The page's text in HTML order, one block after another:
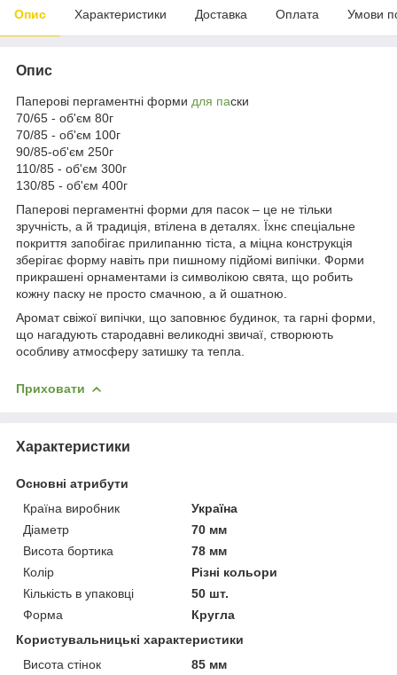
Опис Характеристики Доставка Оплата Умови
Опис
Паперові пергаментні форми для паски
70/65 - об'єм 80г
70/85 - об'єм 100г
90/85-об'єм 250г
110/85 - об'єм 300г
130/85 - об'єм 400г
Паперові пергаментні форми для пасок – це не тільки
зручність, а й традиція, втілена в деталях. Їхнє спеціальне
покриття запобігає прилипанню тіста, а міцна конструкція
зберігає форму навіть при пишному підйомі випічки. Форми
прикрашені орнаментами із символікою свята, що робить
кожну паску не просто смачною, а й ошатною.
Аромат свіжої випічки, що заповнює будинок, та гарні форми,
що нагадують стародавні великодні звичаї, створюють
особливу атмосферу затишку та тепла.
Приховати
Характеристики
Основні атрибути
Країна виробник
Україна
Діаметр
70 мм
Висота бортика
78 мм
Колір
Різні кольори
Кількість в упаковці
50 шт.
Форма
Кругла
Користувальницькі характеристики
Висота стінок
85 мм